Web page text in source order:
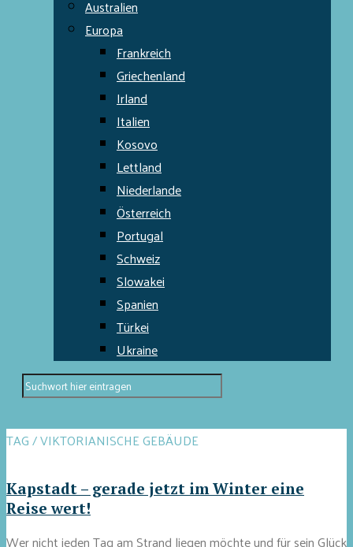
Australien
Europa
Frankreich
Griechenland
Irland
Italien
Kosovo
Lettland
Niederlande
Österreich
Portugal
Schweiz
Slowakei
Spanien
Türkei
Ukraine
TAG / VIKTORIANISCHE GEBÄUDE
Kapstadt – gerade jetzt im Winter eine
Reise wert!
Wer nicht jeden Tag am Strand liegen möchte und für sein Glück